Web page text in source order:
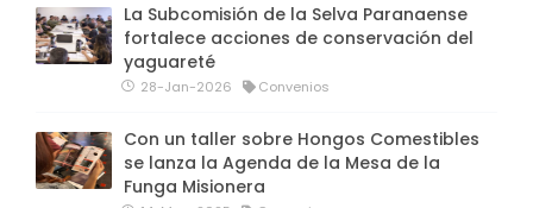
La Subcomisión de la Selva Paranaense
fortalece acciones de conservación del
yaguareté
28-Jan-2026 Convenios
Con un taller sobre Hongos Comestibles
se lanza la Agenda de la Mesa de la
Funga Misionera